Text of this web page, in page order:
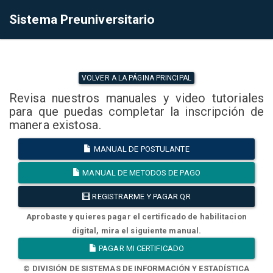
Sistema Preuniversitario
VOLVER A LA PÁGINA PRINCIPAL
Revisa nuestros manuales y video tutoriales
para que puedas completar la inscripción de
manera existosa.
MANUAL DE POSTULANTE
MANUAL DE METODOS DE PAGO
REGISTRARME Y PAGAR QR
Aprobaste y quieres pagar el certificado de habilitacion
digital, mira el siguiente manual.
PAGAR MI CERTIFICADO
© DIVISIÓN DE SISTEMAS DE INFORMACIÓN Y ESTADÍSTICA